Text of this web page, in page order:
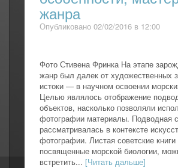
жанра
Опубликовано 02/02/2016 в 12:00
Фото Стивена Фринка На этапе
жанр был далек от художественных
истоки — в научном освоении
Целью являлось отображение
объектов, насколько позволяли
фотографии материалы. Подводная
рассматривалась в контексте
фотографии. Листая советские книги
посвященные морской биологии,
встретить... [Читать дальше]